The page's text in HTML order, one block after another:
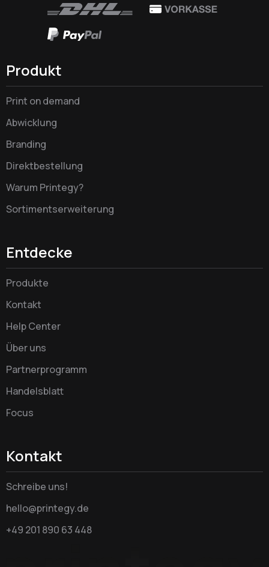
Produkt
Print on demand
Abwicklung
Branding
Direktbestellung
Warum Printegy?
Sortimentserweiterung
Entdecke
Produkte
Kontakt
Help Center
Über uns
Partnerprogramm
Handelsblatt
Focus
Kontakt
Schreibe uns!
hello@printegy.de
+49 201 890 63 448